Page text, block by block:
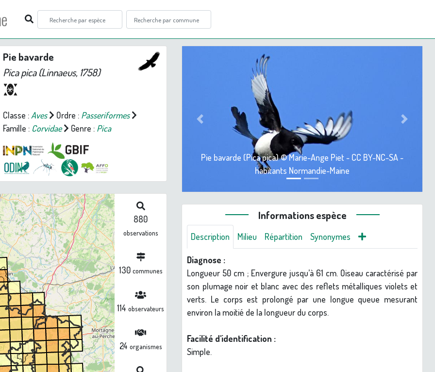
Pie bavarde
Pica pica(Linnaeus, 1758)
Classe :Aves Ordre : Passeriformes
Famille : Corvidae Genre : Pica
880
observations
130 communes
114 observateurs
24 organismes
Pie bavarde (Pica pica) © Marie-Ange Piet - CC BY-NC-SA -
habitants Normandie-Maine
Previous Next
Informations espèce
Description Milieu Répartition Synonymes
Diagnose :
Longueur 50 cm ; Envergure jusqu’à 61 cm. Oiseau caractérisé par
son plumage noir et blanc avec des reflets métalliques violets et
verts. Le corps est prolongé par une longue queue mesurant
environ la moitié de la longueur du corps.
Facilité d'identification :
Simple.